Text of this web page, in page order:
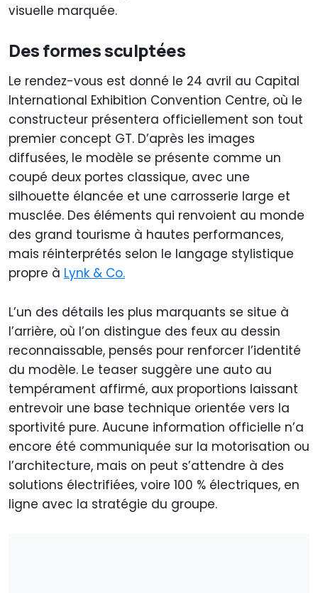
visuelle marquée.
Des formes sculptées
Le rendez-vous est donné le 24 avril au Capital
International Exhibition Convention Centre, où le
constructeur présentera officiellement son tout
premier concept GT. D’après les images
diffusées, le modèle se présente comme un
coupé deux portes classique, avec une
silhouette élancée et une carrosserie large et
musclée. Des éléments qui renvoient au monde
des grand tourisme à hautes performances,
mais réinterprétés selon le langage stylistique
propre à Lynk & Co.
L’un des détails les plus marquants se situe à
l’arrière, où l’on distingue des feux au dessin
reconnaissable, pensés pour renforcer l’identité
du modèle. Le teaser suggère une auto au
tempérament affirmé, aux proportions laissant
entrevoir une base technique orientée vers la
sportivité pure. Aucune information officielle n’a
encore été communiquée sur la motorisation ou
l’architecture, mais on peut s’attendre à des
solutions électrifiées, voire 100 % électriques, en
ligne avec la stratégie du groupe.